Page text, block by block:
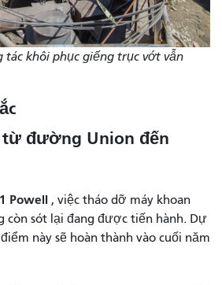
tác khôi phục giếng trục vớt vẫn
đường Union đến
Powell , việc tháo dỡ máy khoan
còn sót lại đang được tiến hành. Dự
này sẽ hoàn thành vào cuối năm